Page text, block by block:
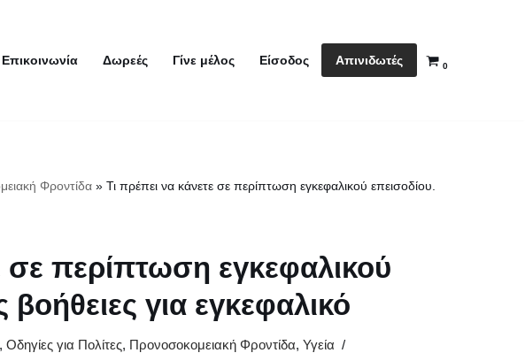
Επικοινωνία Δωρεές Γίνε μέλος Είσοδος Απινιδωτές 0
Φροντίδα » Τι πρέπει να κάνετε σε περίπτωση εγκεφαλικού επεισοδίου.
σε περίπτωση εγκεφαλικού
για εγκεφαλικό
, Οδηγίες για Πολίτες, Προνοσοκομειακή Φροντίδα, Υγεία